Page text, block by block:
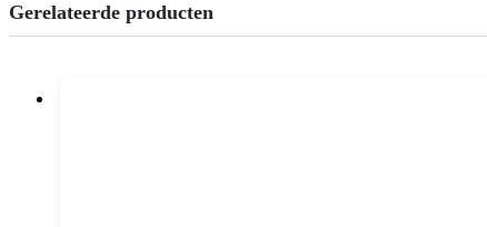
Gerelateerde producten